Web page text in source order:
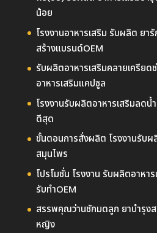
น้อย
โรงงานอาหารเสริม รับผลิต ยา
สร้างแบรนด์OEM
รับผลิตอาหารเสริมคลายเครียด
อาหารเสริมแคปซูล
โรงงานรับผลิตอาหารเสริมลดน้
ดีสุด
ขั้นตอนการสั่งผลิต โรงงานรับผ
สมุนไพร
โปรโมชั่น โรงงาน รับผลิตอาหา
รับทำOEM
สรรพคุณว่านชักมดลูก ยาบำรุง
หญิง